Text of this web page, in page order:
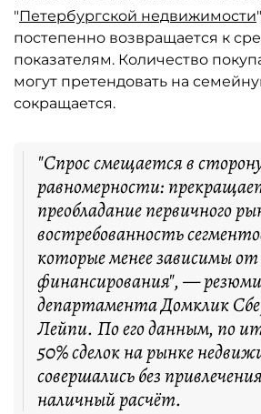
"Петербургской недвижимости
постепенно возвращается к
показателям. Количество
могут претендовать на
сокращается.
"Спрос смещается в
равномерности:
преобладание первичного
востребованность
которые менее зависимы от
финансирования", —
департамента Домклик
Лейпи. По его данным, по
50% сделок на рынке
совершались без
наличный расчёт.